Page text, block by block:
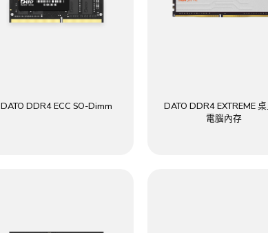
DATO DDR4 ECC SO-Dimm
DATO DDR4 EXTREME
電腦內存